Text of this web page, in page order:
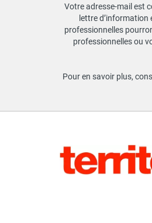
Votre adresse-mail est
lettre
professionnelles
professionnelles ou
Pour en savoir plus,